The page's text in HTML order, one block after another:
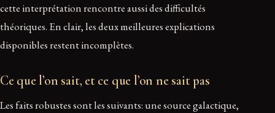
cette interprétation rencontre aussi des difficultés
théoriques. En clair, les deux meilleures explications
disponibles restent incomplètes.
Ce que l’on sait, et ce que l’on ne sait pas
Les faits robustes sont les suivants: une source galactique,